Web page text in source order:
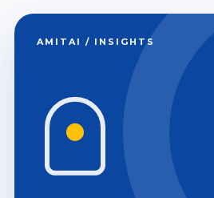
AMITAI / INSIGHTS